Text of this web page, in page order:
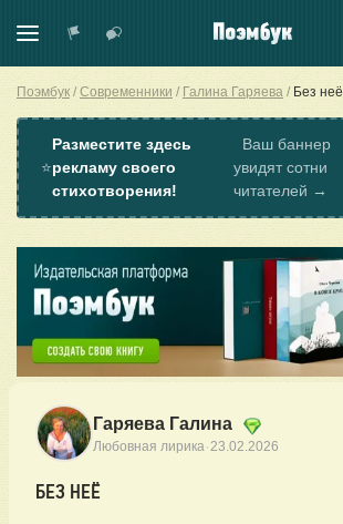
Поэмбук Современники Галина Гаряева Без неё
⭐
Разместите здесь
рекламу своего
стихотворения!
Ваш баннер
увидят сотни
читателей →
Гаряева Галина
Любовная лирика·23.02.2026
БЕЗ НЕЁ